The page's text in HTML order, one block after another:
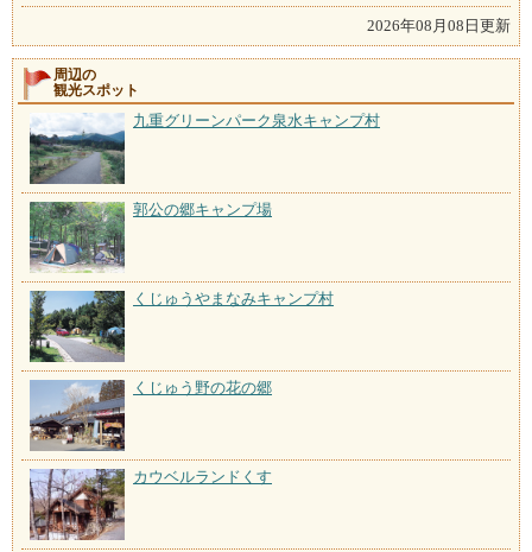
2026年08月08日更新
周辺の
観光スポット
九重グリーンパーク泉水キャンプ村
郭公の郷キャンプ場
くじゅうやまなみキャンプ村
くじゅう野の花の郷
カウベルランドくす